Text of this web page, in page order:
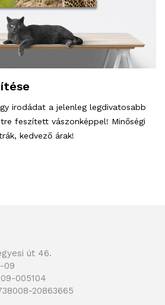
irodádat a jelenleg legdivatosabb
feszített vászonképpel! Minőségi
kedvező árak!
út 46.
09
005104
20863665